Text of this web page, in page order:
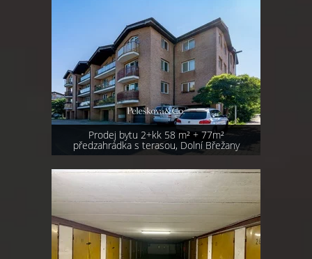
Prodej bytu 2+kk 58 m² + 77m²
předzahrádka s terasou, Dolní Břežany